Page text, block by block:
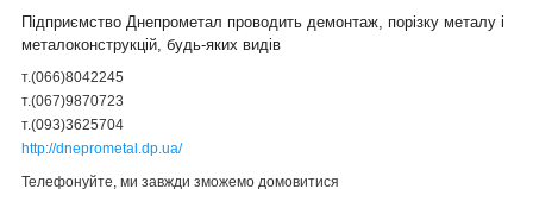
Підприємство Днепрометал проводить демонтаж, порізку металу і
металоконструкцій, будь-яких видів
т.(066)8042245
т.(067)9870723
т.(093)3625704
http://dneprometal.dp.ua/
Телефонуйте, ми завжди зможемо домовитися